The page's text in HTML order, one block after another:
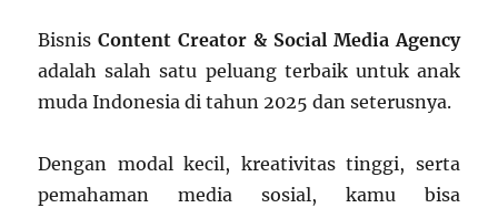
BisnisContent Creator & Social Media Agency
adalah salah satu peluang terbaik untuk anak
muda Indonesia di tahun 2025 dan seterusnya.
Dengan modal kecil, kreativitas tinggi, serta
pemahaman media sosial, kamu bisa